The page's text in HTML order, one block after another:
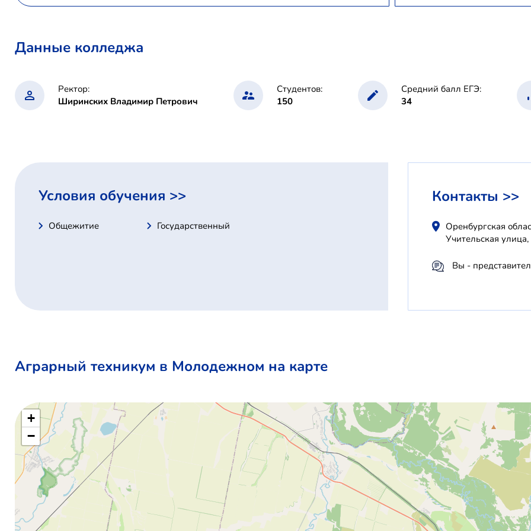
Данные колледжа
Ректор:
Ширинских Владимир Петрович
Студентов:
150
Средний балл ЕГЭ:
34
Условия обучения >>
Общежитие Государственный
Контакты >>
Оренбургская
Учительская
Вы -
Аграрный техникум в Молодежном на карте
+
−